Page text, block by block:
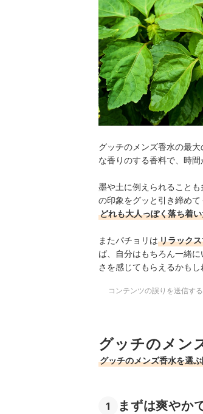
グッチのメンズ香水の最大
な香りのする香料で、時
墨や土に例えられること
の印象をグッと引き締め
どれも大人っぽく落ち着
またパチョリはリラック
ば、自分はもちろん一緒
さを感じてもらえるかもし
コンテンツの誤りを送信する
グッチのメン
グッチのメンズ香水を選
1 まずは爽やか